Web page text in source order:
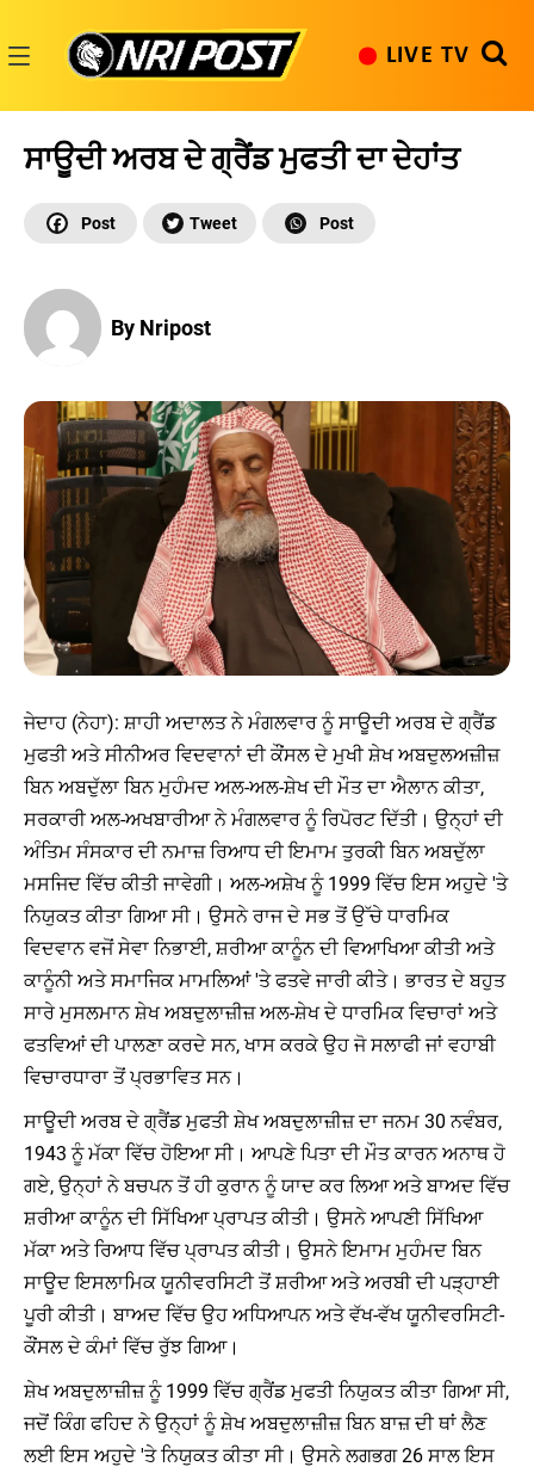
content
LIVE TV
ਸਾਊਦੀ ਅਰਬ ਦੇ ਗ੍ਰੈਂਡ ਮੁਫਤੀ ਦਾ ਦੇਹਾਂਤ
By Nripost
ਜੇਦਾਹ (ਨੇਹਾ): ਸ਼ਾਹੀ ਅਦਾਲਤ ਨੇ ਮੰਗਲਵਾਰ ਨੂੰ ਸਾਊਦੀ ਅਰਬ ਦੇ ਗ੍ਰੈਂਡ
ਮੁਫਤੀ ਅਤੇ ਸੀਨੀਅਰ ਵਿਦਵਾਨਾਂ ਦੀ ਕੌਂਸਲ ਦੇ ਮੁਖੀ ਸ਼ੇਖ ਅਬਦੁਲਅਜ਼ੀਜ਼
ਬਿਨ ਅਬਦੁੱਲਾ ਬਿਨ ਮੁਹੰਮਦ ਅਲ-ਅਲ-ਸ਼ੇਖ ਦੀ ਮੌਤ ਦਾ ਐਲਾਨ ਕੀਤਾ,
ਸਰਕਾਰੀ ਅਲ-ਅਖਬਾਰੀਆ ਨੇ ਮੰਗਲਵਾਰ ਨੂੰ ਰਿਪੋਰਟ ਦਿੱਤੀ। ਉਨ੍ਹਾਂ ਦੀ
ਅੰਤਿਮ ਸੰਸਕਾਰ ਦੀ ਨਮਾਜ਼ ਰਿਆਧ ਦੀ ਇਮਾਮ ਤੁਰਕੀ ਬਿਨ ਅਬਦੁੱਲਾ
ਮਸਜਿਦ ਵਿੱਚ ਕੀਤੀ ਜਾਵੇਗੀ। ਅਲ-ਅਸ਼ੇਖ ਨੂੰ 1999 ਵਿੱਚ ਇਸ ਅਹੁਦੇ 'ਤੇ
ਨਿਯੁਕਤ ਕੀਤਾ ਗਿਆ ਸੀ। ਉਸਨੇ ਰਾਜ ਦੇ ਸਭ ਤੋਂ ਉੱਚੇ ਧਾਰਮਿਕ
ਵਿਦਵਾਨ ਵਜੋਂ ਸੇਵਾ ਨਿਭਾਈ, ਸ਼ਰੀਆ ਕਾਨੂੰਨ ਦੀ ਵਿਆਖਿਆ ਕੀਤੀ ਅਤੇ
ਕਾਨੂੰਨੀ ਅਤੇ ਸਮਾਜਿਕ ਮਾਮਲਿਆਂ 'ਤੇ ਫਤਵੇ ਜਾਰੀ ਕੀਤੇ। ਭਾਰਤ ਦੇ ਬਹੁਤ
ਸਾਰੇ ਮੁਸਲਮਾਨ ਸ਼ੇਖ ਅਬਦੁਲਾਜ਼ੀਜ਼ ਅਲ-ਸ਼ੇਖ ਦੇ ਧਾਰਮਿਕ ਵਿਚਾਰਾਂ ਅਤੇ
ਫਤਵਿਆਂ ਦੀ ਪਾਲਣਾ ਕਰਦੇ ਸਨ, ਖਾਸ ਕਰਕੇ ਉਹ ਜੋ ਸਲਾਫੀ ਜਾਂ ਵਹਾਬੀ
ਵਿਚਾਰਧਾਰਾ ਤੋਂ ਪ੍ਰਭਾਵਿਤ ਸਨ।
ਸਾਊਦੀ ਅਰਬ ਦੇ ਗ੍ਰੈਂਡ ਮੁਫਤੀ ਸ਼ੇਖ ਅਬਦੁਲਾਜ਼ੀਜ਼ ਦਾ ਜਨਮ 30 ਨਵੰਬਰ,
1943 ਨੂੰ ਮੱਕਾ ਵਿੱਚ ਹੋਇਆ ਸੀ। ਆਪਣੇ ਪਿਤਾ ਦੀ ਮੌਤ ਕਾਰਨ ਅਨਾਥ ਹੋ
ਗਏ, ਉਨ੍ਹਾਂ ਨੇ ਬਚਪਨ ਤੋਂ ਹੀ ਕੁਰਾਨ ਨੂੰ ਯਾਦ ਕਰ ਲਿਆ ਅਤੇ ਬਾਅਦ ਵਿੱਚ
ਸ਼ਰੀਆ ਕਾਨੂੰਨ ਦੀ ਸਿੱਖਿਆ ਪ੍ਰਾਪਤ ਕੀਤੀ। ਉਸਨੇ ਆਪਣੀ ਸਿੱਖਿਆ
ਮੱਕਾ ਅਤੇ ਰਿਆਧ ਵਿੱਚ ਪ੍ਰਾਪਤ ਕੀਤੀ। ਉਸਨੇ ਇਮਾਮ ਮੁਹੰਮਦ ਬਿਨ
ਸਾਊਦ ਇਸਲਾਮਿਕ ਯੂਨੀਵਰਸਿਟੀ ਤੋਂ ਸ਼ਰੀਆ ਅਤੇ ਅਰਬੀ ਦੀ ਪੜ੍ਹਾਈ
ਪੂਰੀ ਕੀਤੀ। ਬਾਅਦ ਵਿੱਚ ਉਹ ਅਧਿਆਪਨ ਅਤੇ ਵੱਖ-ਵੱਖ ਯੂਨੀਵਰਸਿਟੀ-
ਕੌਂਸਲ ਦੇ ਕੰਮਾਂ ਵਿੱਚ ਰੁੱਝ ਗਿਆ।
ਸ਼ੇਖ ਅਬਦੁਲਾਜ਼ੀਜ਼ ਨੂੰ 1999 ਵਿੱਚ ਗ੍ਰੈਂਡ ਮੁਫਤੀ ਨਿਯੁਕਤ ਕੀਤਾ ਗਿਆ ਸੀ,
ਜਦੋਂ ਕਿੰਗ ਫਹਿਦ ਨੇ ਉਨ੍ਹਾਂ ਨੂੰ ਸ਼ੇਖ ਅਬਦੁਲਾਜ਼ੀਜ਼ ਬਿਨ ਬਾਜ਼ ਦੀ ਥਾਂ ਲੈਣ
ਲਈ ਇਸ ਅਹੁਦੇ 'ਤੇ ਨਿਯੁਕਤ ਕੀਤਾ ਸੀ। ਉਸਨੇ ਲਗਭਗ 26 ਸਾਲ ਇਸ